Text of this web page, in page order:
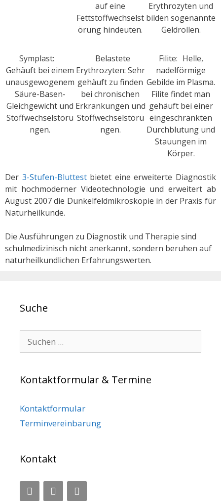
auf eine
Fettstoffwechselst
örung hindeuten.
Erythrozyten und
bilden sogenannte
Geldrollen.
Symplast:
Gehäuft bei einem
unausgewogenem
Säure-Basen-
Gleichgewicht und
Stoffwechselstöru
ngen.
Belastete
Erythrozyten: Sehr
gehäuft zu finden
bei chronischen
Erkrankungen und
Stoffwechselstöru
ngen.
Filite: Helle,
nadelförmige
Gebilde im Plasma.
Filite findet man
gehäuft bei einer
eingeschränkten
Durchblutung und
Stauungen im
Körper.
Der 3-Stufen-Bluttestbietet eine erweiterte Diagnostik
mit hochmoderner Videotechnologie und erweitert ab
August 2007 die Dunkelfeldmikroskopie in der Praxis für
Naturheilkunde.
Die Ausführungen zu Diagnostik und Therapie sind
schulmedizinisch nicht anerkannt, sondern beruhen auf
naturheilkundlichen Erfahrungswerten.
Suche
Search for:
Kontaktformular & Termine
Kontaktformular
Terminvereinbarung
Kontakt